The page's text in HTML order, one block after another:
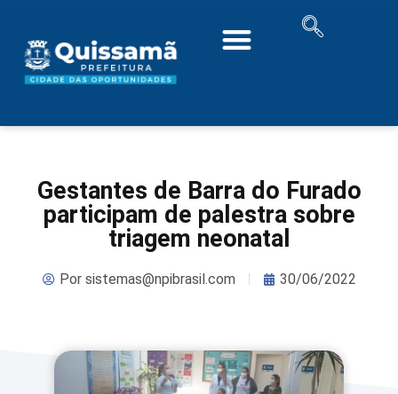
Gestantes de Barra do Furado
participam de palestra sobre
triagem neonatal
Porsistemas@npibrasil.com 30/06/2022